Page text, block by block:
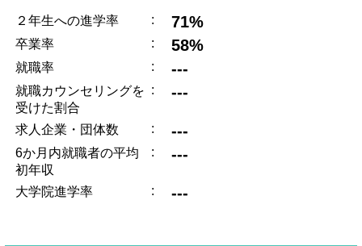
２年生への進学率 : 71%
卒業率 : 58%
就職率 : ---
就職カウンセリングを
受けた割合
: ---
求人企業・団体数 : ---
6か月内就職者の平均
初年収
: ---
大学院進学率 : ---